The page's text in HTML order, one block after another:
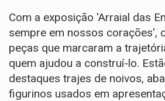
Com a exposição 'Arraial das
sempre em nossos corações',
peças que marcaram a
quem ajudou a construí-lo.
destaques trajes de noivos,
figurinos usados em